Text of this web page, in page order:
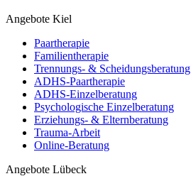
Angebote Kiel
Paartherapie
Familientherapie
Trennungs- & Scheidungsberatung
ADHS-Paartherapie
ADHS-Einzelberatung
Psychologische Einzelberatung
Erziehungs- & Elternberatung
Trauma-Arbeit
Online-Beratung
Angebote Lübeck